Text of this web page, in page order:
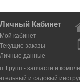
Личный Кабинет
Мой кабинет
Текущие заказы
Личные данные
- запчасти и
и садовый